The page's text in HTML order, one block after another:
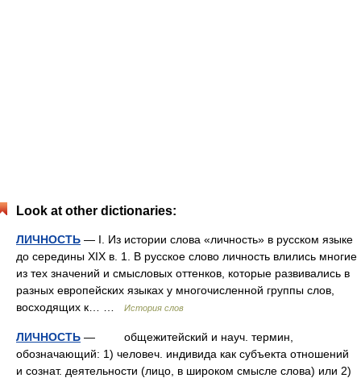
Look at other dictionaries:
ЛИЧНОСТЬ — I. Из истории слова «личность» в русском языке
до середины XIX в. 1. В русское слово личность влились многие
из тех значений и смысловых оттенков, которые развивались в
разных европейских языках у многочисленной группы слов,
восходящих к… …
История слов
ЛИЧНОСТЬ — общежитейский и науч. термин,
обозначающий: 1) человеч. индивида как субъекта отношений
и сознат. деятельности (лицо, в широком смысле слова) или 2)